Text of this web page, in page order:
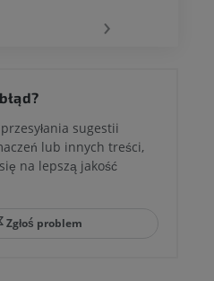
›
sugestii
lub innych treści,
na lepszą jakość
Zgłoś problem